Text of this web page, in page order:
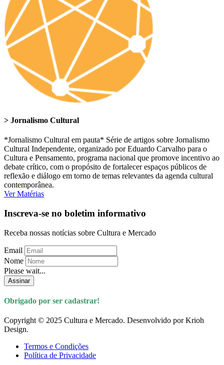
> Jornalismo Cultural
*Jornalismo Cultural em pauta* Série de artigos sobre Jornalismo
Cultural Independente, organizado por Eduardo Carvalho para o
Cultura e Pensamento, programa nacional que promove incentivo ao
debate crítico, com o propósito de fortalecer espaços públicos de
reflexão e diálogo em torno de temas relevantes da agenda cultural
contemporânea.
Ver Matérias
Inscreva-se no boletim informativo
Receba nossas notícias sobre Cultura e Mercado
Email
Nome
Please wait...
Assinar
Obrigado por ser cadastrar!
Copyright © 2025 Cultura e Mercado. Desenvolvido por Krioh
Design.
Termos e Condições
Política de Privacidade